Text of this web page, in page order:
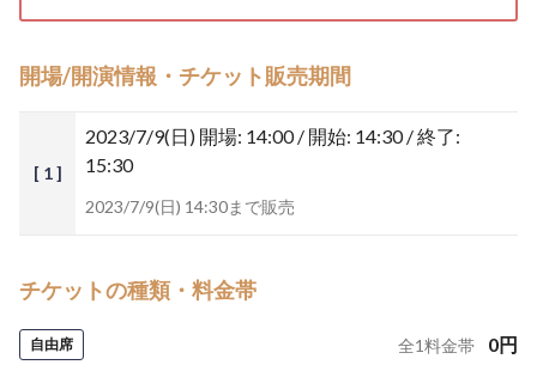
開場/開演情報・チケット販売期間
[ 1 ]
2023/7/9(日) 開場: 14:00 / 開始: 14:30 / 終了:
15:30
2023/7/9(日) 14:30まで販売
チケットの種類・料金帯
自由席 全1料金帯 0円